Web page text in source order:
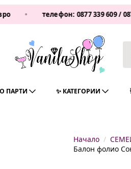
телефон:0877 339 609/0876 93 22
ПАРТИ ✨ КАТЕГОРИИ
Начало
Балон фолио